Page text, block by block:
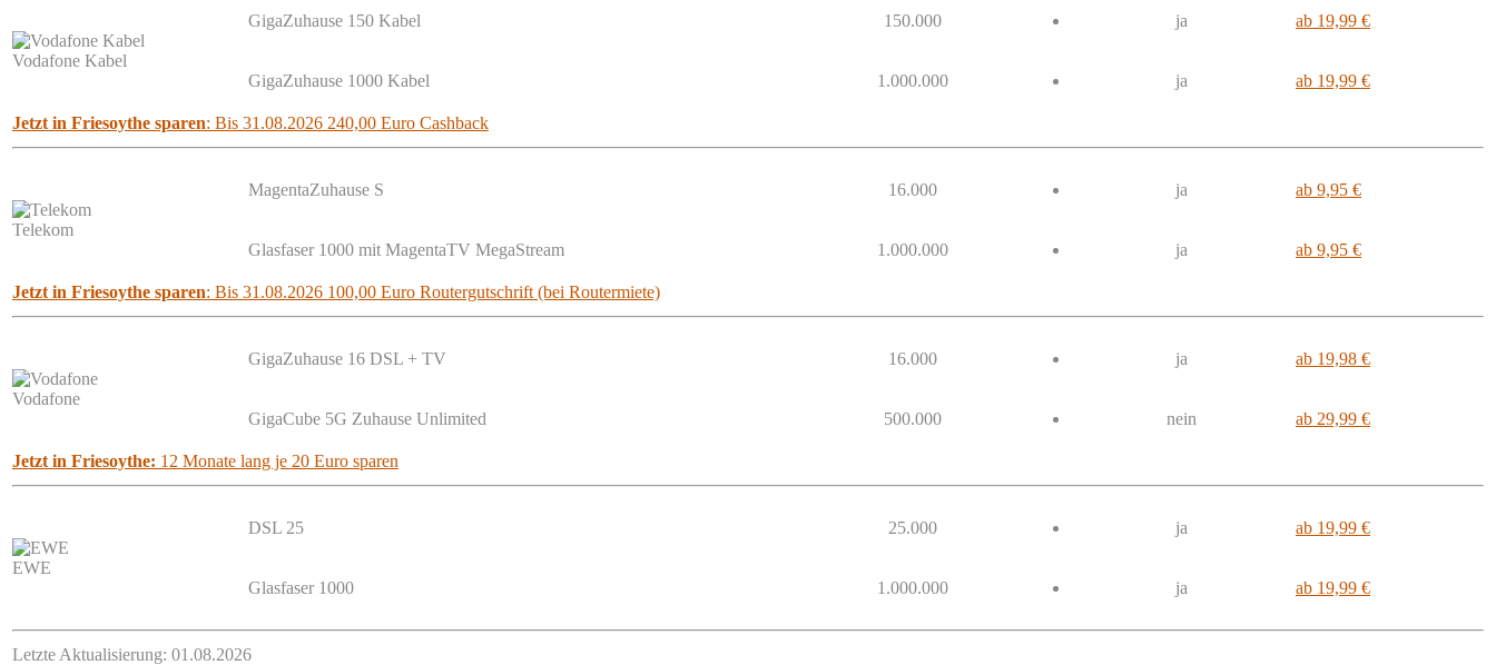
Vodafone Kabel
GigaZuhause 150 Kabel 150.000 ja ab 19,99 €
GigaZuhause 1000 Kabel 1.000.000 ja ab 19,99 €
Jetzt in Friesoythe sparen: Bis 31.08.2026 240,00 Euro Cashback
Telekom
MagentaZuhause S 16.000 ja ab 9,95 €
Glasfaser 1000 mit MagentaTV MegaStream 1.000.000 ja ab 9,95 €
Jetzt in Friesoythe sparen: Bis 31.08.2026 100,00 Euro Routergutschrift (bei Routermiete)
Vodafone
GigaZuhause 16 DSL + TV 16.000 ja ab 19,98 €
GigaCube 5G Zuhause Unlimited 500.000 nein ab 29,99 €
Jetzt in Friesoythe: 12 Monate lang je 20 Euro sparen
EWE
DSL 25 25.000 ja ab 19,99 €
Glasfaser 1000 1.000.000 ja ab 19,99 €
Letzte Aktualisierung: 01.08.2026